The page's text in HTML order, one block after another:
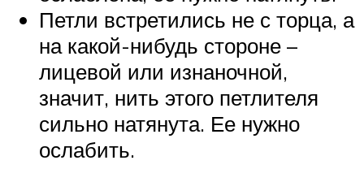
Петли встретились не с торца, а
на какой-нибудь стороне –
лицевой или изнаночной,
значит, нить этого петлителя
сильно натянута. Ее нужно
ослабить.